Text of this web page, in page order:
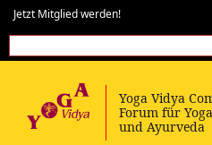
Jetzt Mitglied werden!